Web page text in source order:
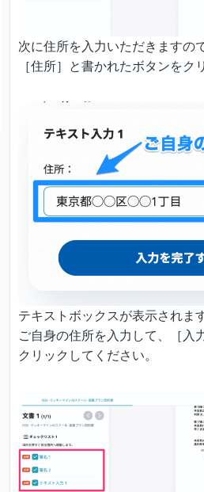
次に住所を入力いただきますので
［住所］と書かれたボタンをク
テキストボックスが表示されま
ご自身の住所を入力して、［入
クリックしてください。